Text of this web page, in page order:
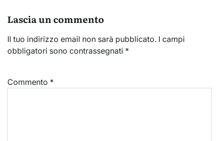
Lascia un commento
Il tuo indirizzo email non sarà pubblicato. I campi
obbligatori sono contrassegnati *
Commento *